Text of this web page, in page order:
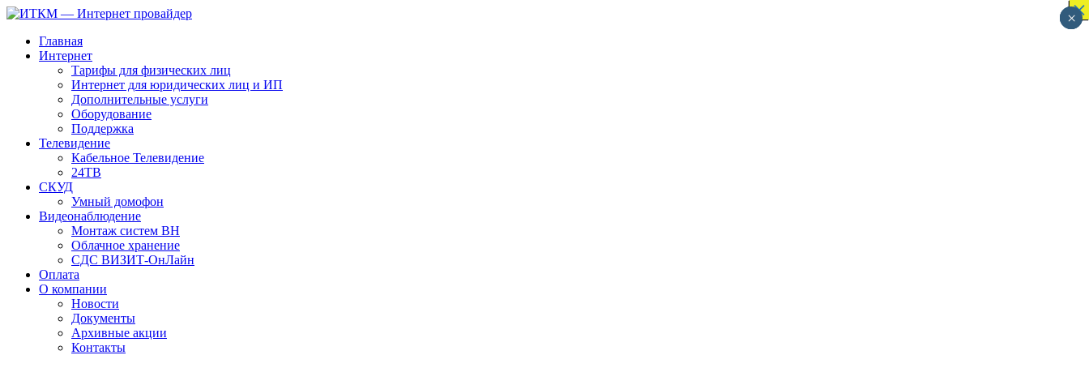
Главная
Интернет
Тарифы для физических лиц
Интернет для юридических лиц и ИП
Дополнительные услуги
Оборудование
Поддержка
Телевидение
Кабельное Телевидение
24ТВ
СКУД
Умный домофон
Видеонаблюдение
Монтаж систем ВН
Облачное хранение
CДC ВИЗИТ-ОнЛайн
Оплата
О компании
Новости
Документы
Архивные акции
Контакты
×
××
××
×
×
×
×
×
×
×
×
×
×
×
×
×
×
×